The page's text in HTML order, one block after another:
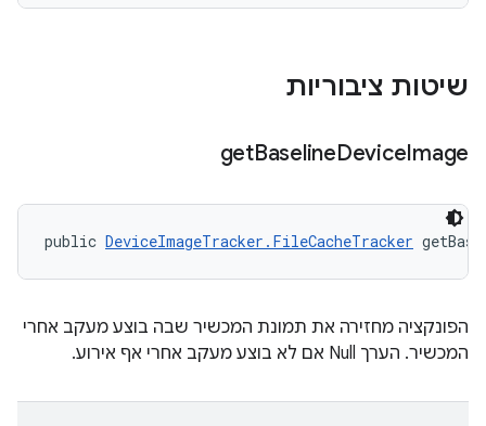
שיטות ציבוריות
getBaselineDeviceImage
public DeviceImageTracker.FileCacheTracker
הפונקציה מחזירה את תמונת המכשיר שבה בוצע מעקב אחרי
המכשיר. הערך Null אם לא בוצע מעקב אחרי אף אירוע.